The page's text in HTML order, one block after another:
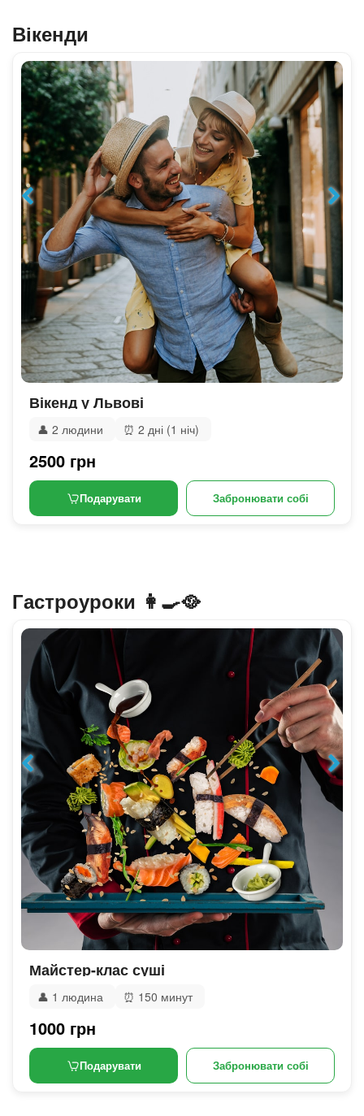
Вікенди
Вікенд у Львові
👤 2 людини ⏰ 2 дні (1 ніч)
2500 грн
Подарувати Забронювати собі
Гастроуроки 👩‍🍳🥘
Майстер-клас суші
👤 1 людина ⏰ 150 минут
1000 грн
Подарувати Забронювати собі